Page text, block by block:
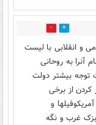
15
و انقلابی با لیست
آنرا به روحانی
توجه بیشتر دولت
از برخی
و
بزک غرب و نگه